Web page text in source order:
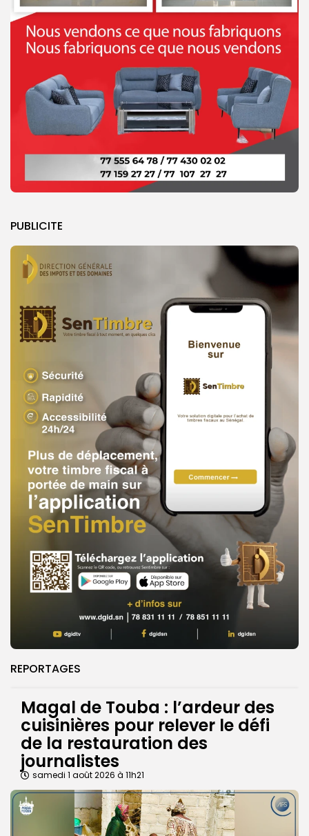
PUBLICITE
REPORTAGES
Magal de Touba : l’ardeur des
cuisinières pour relever le défi
de la restauration des
journalistes
samedi 1 août 2026 à 11h21